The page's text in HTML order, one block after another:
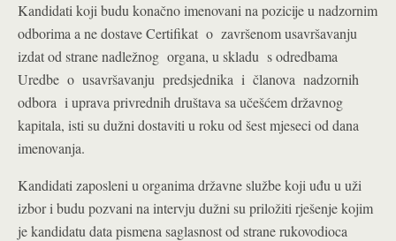
Kandidati koji budu konačno imenovani na pozicije u nadzornim
odborima a ne dostave Certifikat o završenom usavršavanju
izdat od strane nadležnog organa, u skladu s odredbama
Uredbe o usavršavanju predsjednika i članova nadzornih
odbora i uprava privrednih društava sa učešćem državnog
kapitala, isti su dužni dostaviti u roku od šest mjeseci od dana
imenovanja.
Kandidati zaposleni u organima državne službe koji uđu u uži
izbor i budu pozvani na intervju dužni su priložiti rješenje kojim
je kandidatu data pismena saglasnost od strane rukovodioca